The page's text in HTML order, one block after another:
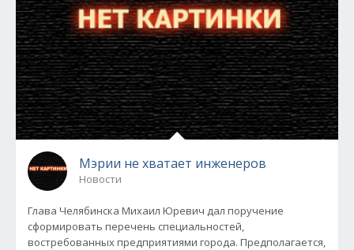
Мэрии не хватает инженеров
Новости
Глава Челябинска Михаил Юревич дал поручение
сформировать перечень специальностей,
востребованных предприятиями города. Предполагается,